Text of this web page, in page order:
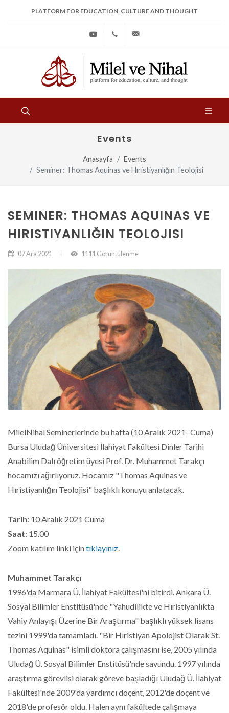
PLATFORM FOR EDUCATION, CULTURE AND THOUGHT
Youtube +90
533
31
Events
Anasayfa
Events
Seminer: Thomas Aquinas ve Hıristiyanlığın Teolojisi
SEMINER: THOMAS AQUINAS VE
HIRISTIYANLIĞIN TEOLOJISI
07 Ara 2021 1111 Görüntülenme
MilelNihal Seminerlerinde bu hafta (10 Aralık 2021- Cuma)
Bursa Uludağ Üniversitesi İlahiyat Fakültesi Dinler Tarihi
Anabilim Dalı öğretim üyesi Prof. Dr. Muhammet Tarakçı
hocamızı ağırlıyoruz. Hocamız "Thomas Aquinas ve
Hıristiyanlığın Teolojisi" başlıklı konuyu anlatacak.
Tarih: 10 Aralık 2021 Cuma
Saat: 15.00
Zoom katılım linki içintıklayınız.
Muhammet Tarakçı
1996'da Marmara Ü. İlahiyat Fakültesi'ni bitirdi. Ankara Ü.
Sosyal Bilimler Enstitüsü'nde "Yahudilikte ve Hıristiyanlıkta
Vahiy Anlayışı Üzerine Bir Araştırma" başlıklı yüksek lisans
tezini 1999'da tamamladı. "Bir Hıristiyan Apolojist Olarak St.
Thomas Aquinas" isimli doktora çalışmasını ise, 2005 yılında
Uludağ Ü. Sosyal Bilimler Enstitüsü'nde savundu. 1997 yılında
araştırma görevlisi olarak göreve başladığı Uludağ Ü. İlahiyat
Fakültesi'nde 2009'da yardımcı doçent, 2012'de doçent ve
2018'de profesör oldu. Halen aynı fakültede çalışmaya